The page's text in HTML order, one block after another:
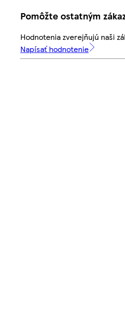
Pomôžte ostatným
Hodnotenia zverejňujú naši
Napísať hodnotenie